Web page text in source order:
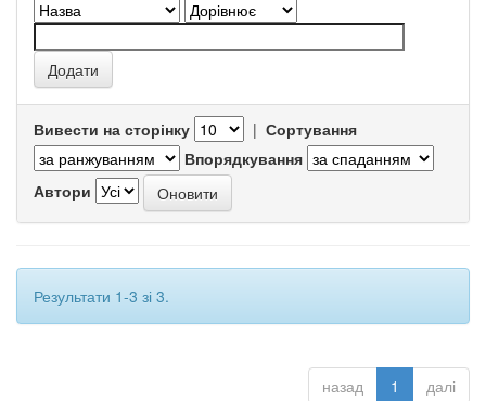
Вивести на сторінку | Сортування
Впорядкування
Автори
Результати 1-3 зі 3.
назад 1 далі